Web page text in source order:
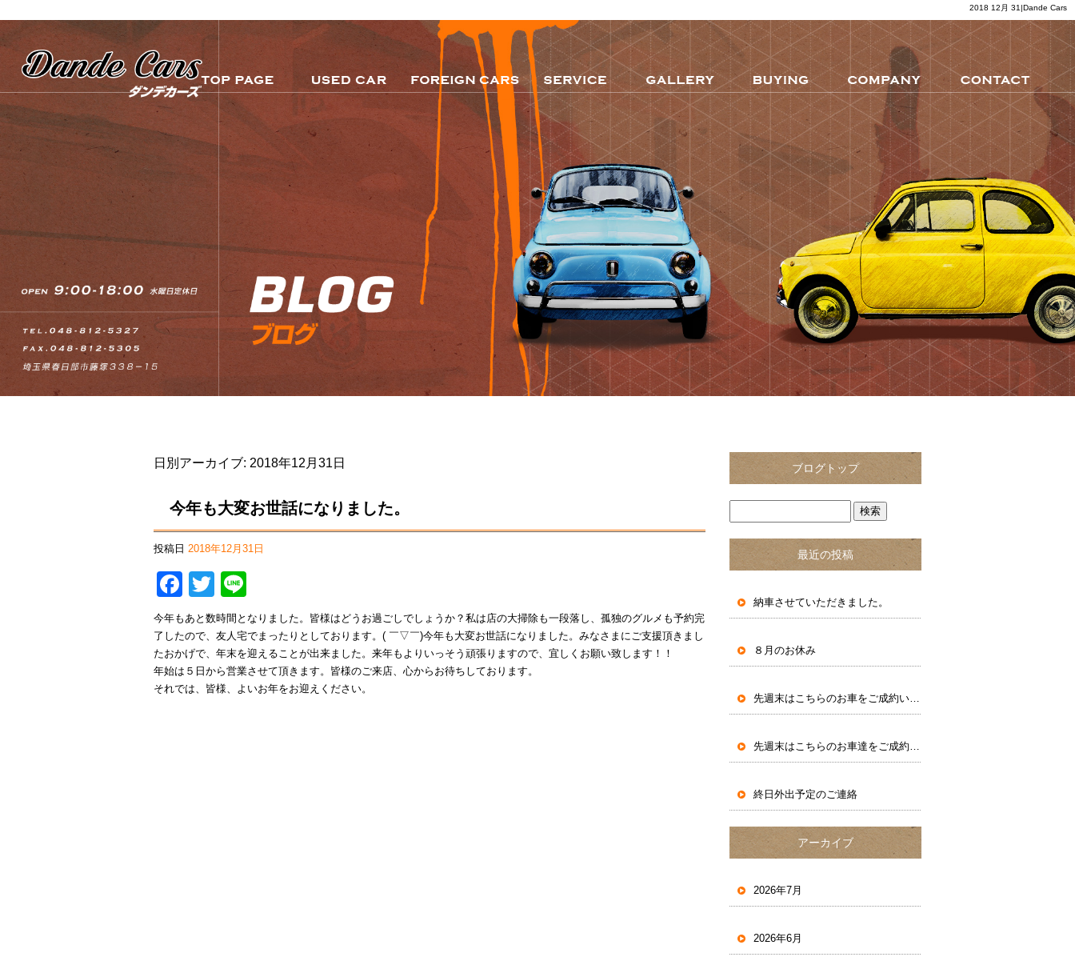
2018 12月 31|Dande Cars
日別アーカイブ: 2018年12月31日
今年も大変お世話になりました。
投稿日 2018年12月31日
Facebook
Twitter
今年もあと数時間となりました。皆様はどうお過ごしでしょうか？私は店の大掃除も一段落し、孤独のグルメも予約完
了したので、友人宅でまったりとしております。( ￣▽￣)今年も大変お世話になりました。みなさまにご支援頂きまし
たおかげで、年末を迎えることが出来ました。来年もよりいっそう頑張りますので、宜しくお願い致します！！
年始は５日から営業させて頂きます。皆様のご来店、心からお待ちしております。
それでは、皆様、よいお年をお迎えください。
ブログトップ
最近の投稿
納車させていただきました。
８月のお休み
先週末はこちらのお車をご成約いただきました。
先週末はこちらのお車達をご成約いただきました。
終日外出予定のご連絡
アーカイブ
2026年7月
2026年6月